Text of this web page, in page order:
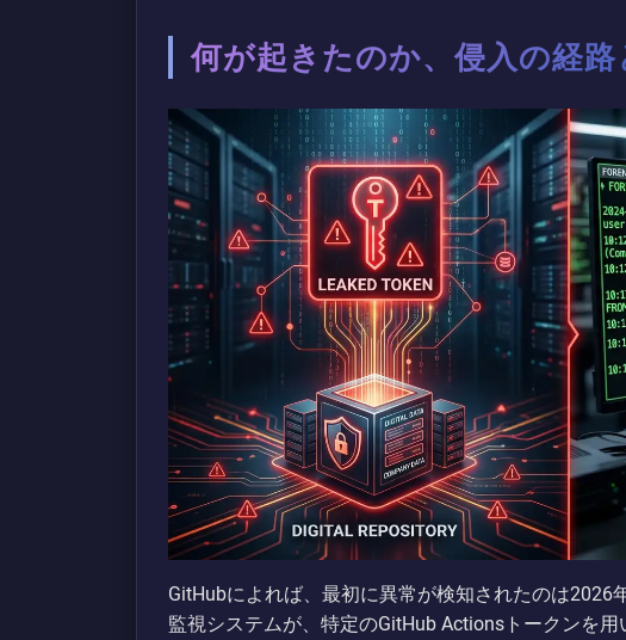
何が起きたのか、侵入の経路
GitHubによれば、最初に異常が検知されたのは2026
監視システムが、特定のGitHub Actionsトークンを